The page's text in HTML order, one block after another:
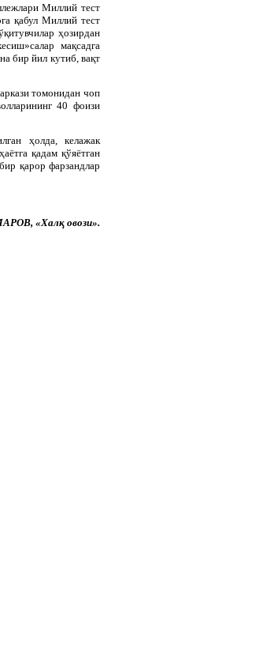
Миллий тест
қабул Миллий тест
ҳозирдан
мақсадга
бир йил кутиб, вақт
томонидан чоп
40 фоизи
ҳолда, келажак
қадам қўяётган
қарор фарзандлар
«Халқ овози».